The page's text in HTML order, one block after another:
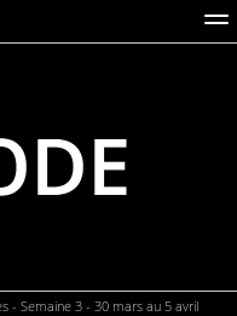
BROADCASTS
- Semaine 3 - 30 mars au 5 avril